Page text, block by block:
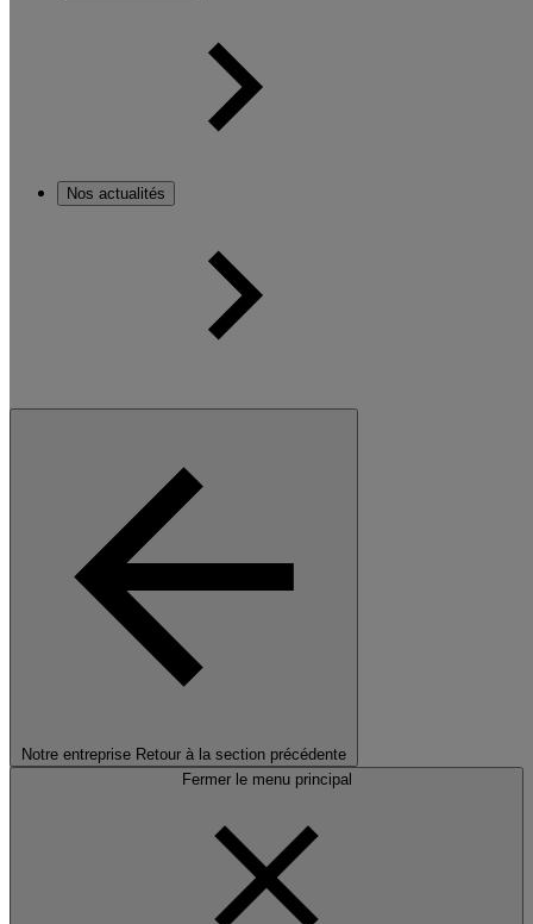
Nos actualités
Notre entreprise Retour à la section précédente
Fermer le menu principal